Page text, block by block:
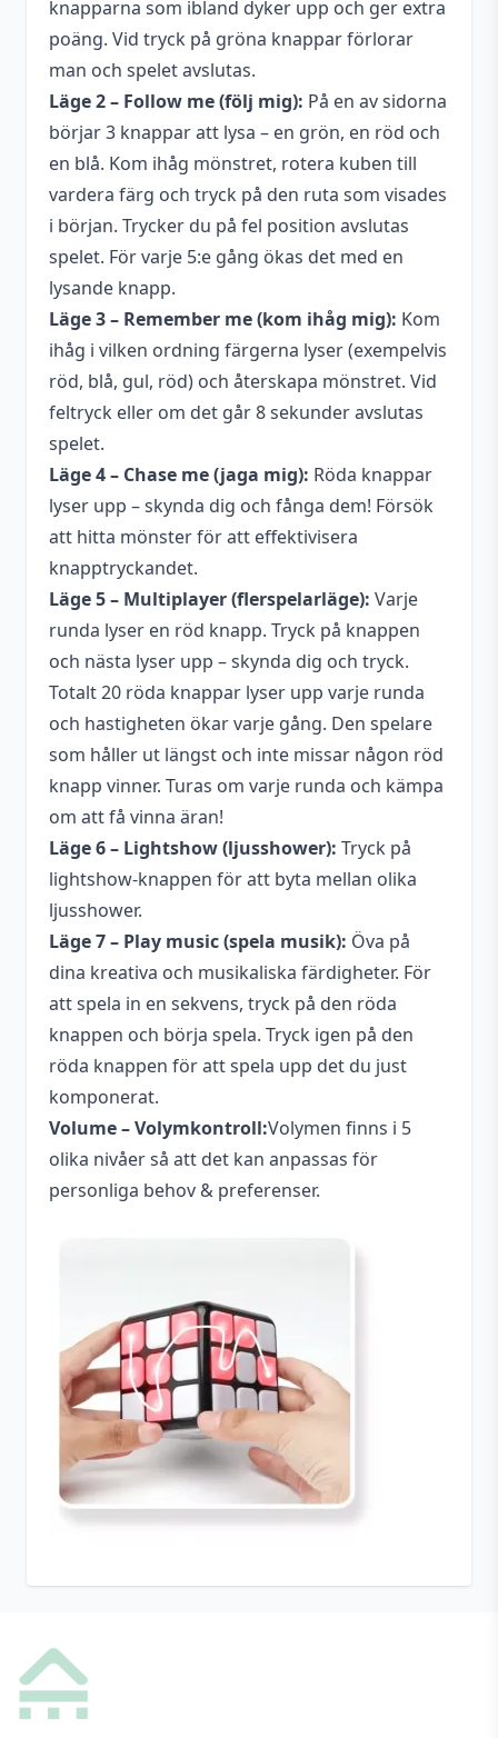
knapparna som ibland dyker upp och ger extra
poäng. Vid tryck på gröna knappar förlorar
man och spelet avslutas.
Läge 2 – Follow me (följ mig): På en av sidorna
börjar 3 knappar att lysa – en grön, en röd och
en blå. Kom ihåg mönstret, rotera kuben till
vardera färg och tryck på den ruta som visades
i början. Trycker du på fel position avslutas
spelet. För varje 5:e gång ökas det med en
lysande knapp.
Läge 3 – Remember me (kom ihåg mig): Kom
ihåg i vilken ordning färgerna lyser (exempelvis
röd, blå, gul, röd) och återskapa mönstret. Vid
feltryck eller om det går 8 sekunder avslutas
spelet.
Läge 4 – Chase me (jaga mig): Röda knappar
lyser upp – skynda dig och fånga dem! Försök
att hitta mönster för att effektivisera
knapptryckandet.
Läge 5 – Multiplayer (flerspelarläge): Varje
runda lyser en röd knapp. Tryck på knappen
och nästa lyser upp – skynda dig och tryck.
Totalt 20 röda knappar lyser upp varje runda
och hastigheten ökar varje gång. Den spelare
som håller ut längst och inte missar någon röd
knapp vinner. Turas om varje runda och kämpa
om att få vinna äran!
Läge 6 – Lightshow (ljusshower): Tryck på
lightshow-knappen för att byta mellan olika
ljusshower.
Läge 7 – Play music (spela musik): Öva på
dina kreativa och musikaliska färdigheter. För
att spela in en sekvens, tryck på den röda
knappen och börja spela. Tryck igen på den
röda knappen för att spela upp det du just
komponerat.
Volume – Volymkontroll:Volymen finns i 5
olika nivåer så att det kan anpassas för
personliga behov & preferenser.